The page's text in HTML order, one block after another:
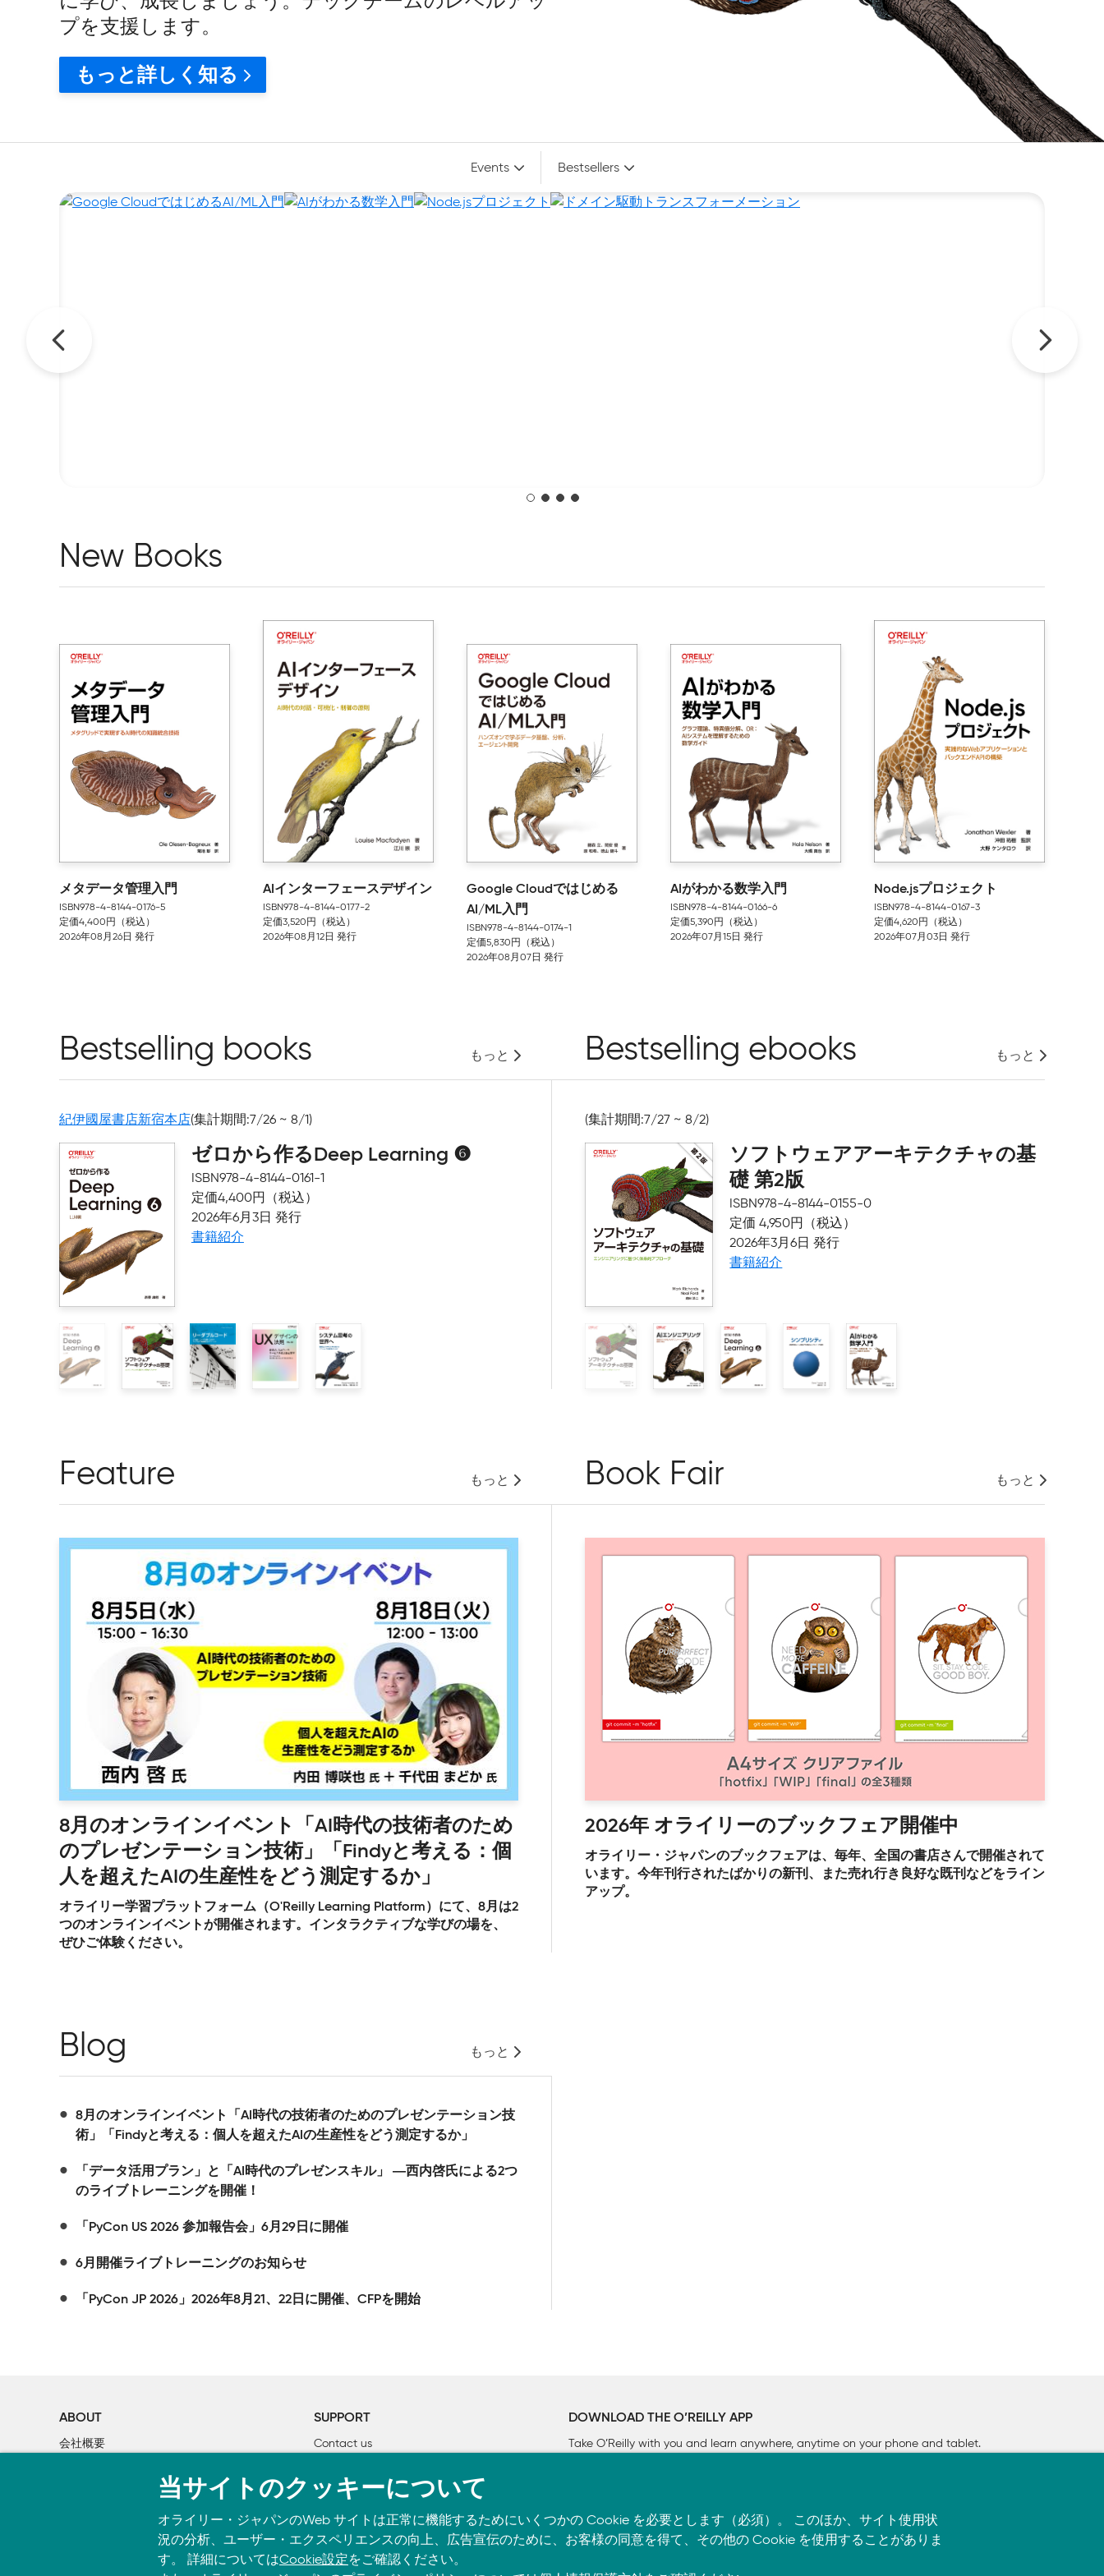
プを支援します。
もっと詳しく知る
Events Bestsellers
New Books
メタデータ管理入門
ISBN978-4-8144-0176-5
定価4,400円（税込）
2026年08月26日 発行
AIインターフェースデザイン
ISBN978-4-8144-0177-2
定価3,520円（税込）
2026年08月12日 発行
Google Cloudではじめる
AI/ML入門
ISBN978-4-8144-0174-1
定価5,830円（税込）
2026年08月07日 発行
AIがわかる数学入門
ISBN978-4-8144-0166-6
定価5,390円（税込）
2026年07月15日 発行
Node.jsプロジェクト
ISBN978-4-8144-0167-3
定価4,620円（税込）
2026年07月03日 発行
Bestselling books もっと
紀伊國屋書店新宿本店(集計期間:7/26 ~ 8/1)
ゼロから作るDeep Learning ❻
ISBN978-4-8144-0161-1
定価4,400円（税込）
2026年6月3日 発行
書籍紹介
Bestselling ebooks もっと
(集計期間:7/27 ~ 8/2)
ソフトウェアアーキテクチャの基
礎 第2版
ISBN978-4-8144-0155-0
定価 4,950円（税込）
2026年3月6日 発行
書籍紹介
Feature もっと
8月のオンラインイベント「AI時代の技術者のため
のプレゼンテーション技術」「Findyと考える：個
人を超えたAIの生産性をどう測定するか」
オライリー学習プラットフォーム（O'Reilly Learning Platform）にて、8月は2
つのオンラインイベントが開催されます。インタラクティブな学びの場を、
ぜひご体験ください。
Book Fair もっと
2026年 オライリーのブックフェア開催中
オライリー・ジャパンのブックフェアは、毎年、全国の書店さんで開催されて
います。今年刊行されたばかりの新刊、また売れ行き良好な既刊などをライン
アップ。
Blog もっと
8月のオンラインイベント「AI時代の技術者のためのプレゼンテーション技
術」「Findyと考える：個人を超えたAIの生産性をどう測定するか」
「データ活用プラン」と「AI時代のプレゼンスキル」 ―西内啓氏による2つ
のライブトレーニングを開催！
「PyCon US 2026 参加報告会」6月29日に開催
6月開催ライブトレーニングのお知らせ
「PyCon JP 2026」2026年8月21、22日に開催、CFPを開始
ABOUT
会社概要
SUPPORT
Contact us
書籍注文
DOWNLOAD THE O’REILLY APP
Take O’Reilly with you and learn anywhere, anytime on your phone and tablet.
当サイトのクッキーについて
オライリー・ジャパンのWeb サイトは正常に機能するためにいくつかの Cookie を必要とします（必須）。 このほか、サイト使用状
況の分析、ユーザー・エクスペリエンスの向上、広告宣伝のために、お客様の同意を得て、その他の Cookie を使用することがありま
す。 詳細についてはCookie設定をご確認ください。